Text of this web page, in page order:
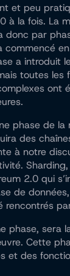
et peu
à la fois. La
donc par
commencé
a introduit
toutes les
ont
phase de
des
à notre
2.0 qui
de données
rencontrés
phase, sera
Cette
et des